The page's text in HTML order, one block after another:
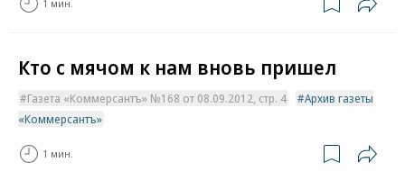
1 мин.
Кто с мячом к нам вновь пришел
Газета «Коммерсантъ» №168 от 08.09.2012, стр. 4
Архив газеты
«Коммерсантъ»
1 мин.